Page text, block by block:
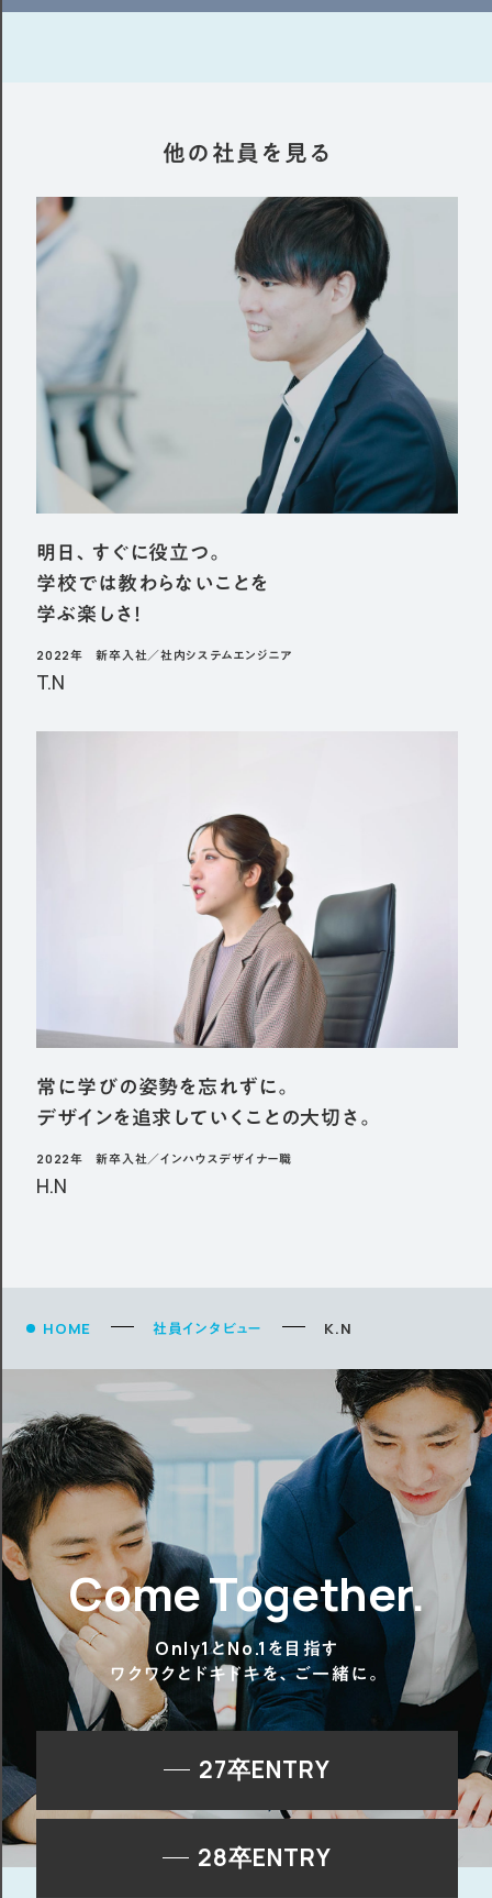
他の社員を見る
明日、すぐに役立つ。
学校では教わらないことを
学ぶ楽しさ！
2022年 新卒入社／社内システムエンジニア
T.N
常に学びの姿勢を忘れずに。
デザインを追求していくことの大切さ。
2022年 新卒入社／インハウスデザイナー職
H.N
HOME 社員インタビュー K.N
Come Together.
Only1とNo.1を目指す
ワクワクとドキドキを、ご一緒に。
27卒ENTRY
28卒ENTRY